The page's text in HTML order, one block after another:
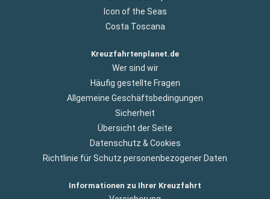
Icon of the Seas
Costa Toscana
Kreuzfahrtenplanet.de
Wer sind wir
Häufig gestellte Fragen
Allgemeine Geschäftsbedingungen
Sicherheit
Übersicht der Seite
Datenschutz & Cookies
Richtlinie für Schutz personenbezogener Daten
Informationen zu Ihrer Kreuzfahrt